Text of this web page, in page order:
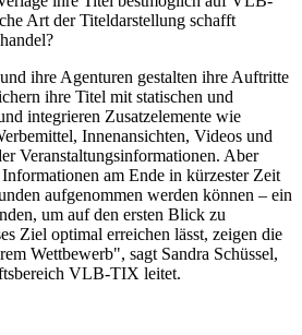
Art der Titeldarstellung schafft
ihre Agenturen gestalten ihre Auftritte
ihre Titel mit statischen und
integrieren Zusatzelemente wie
Innenansichten, Videos und
Veranstaltungsinformationen. Aber
am Ende in kürzester Zeit
aufgenommen werden können – ein
um auf den ersten Blick zu
Ziel optimal erreichen lässt, zeigen die
Wettbewerb", sagt Sandra Schüssel,
VLB-TIX leitet.